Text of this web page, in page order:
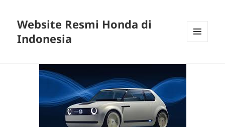
Website Resmi Honda di
Indonesia